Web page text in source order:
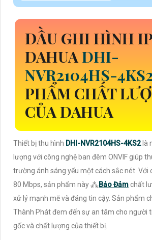
ĐẦU GHI HÌNH IP
DAHUADHI-
NVR2104HS-
PHẨM CHẤT
CỦA DAHUA
Thiết bị thu hình DHI-NVR2104HS-4KS2 là
lượng với công nghệ ban đêm ONVIF giúp
trường ánh sáng yếu một cách sắc nét. Với
80 Mbps, sản phẩm này ⁂Bảo Đảmchất
xử lý mạnh mẽ và đáng tin cậy. Sản phẩm
Thành Phát đem đến sự an tâm cho người
gốc và chất lượng của thiết bị.